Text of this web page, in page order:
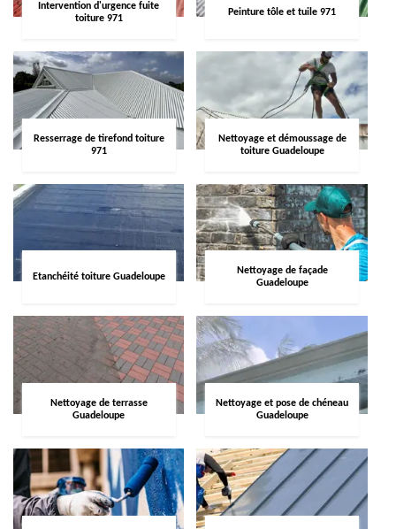
Intervention d'urgence fuite
toiture 971
Peinture tôle et tuile 971
Resserrage de tirefond toiture
971
Nettoyage et démoussage de
toiture Guadeloupe
Etanchéité toiture Guadeloupe
Nettoyage de façade
Guadeloupe
Nettoyage de terrasse
Guadeloupe
Nettoyage et pose de chéneau
Guadeloupe